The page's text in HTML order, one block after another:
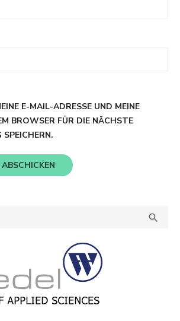
E-MAIL-ADRESSE UND MEINE
BROWSER FÜR DIE NÄCHSTE
